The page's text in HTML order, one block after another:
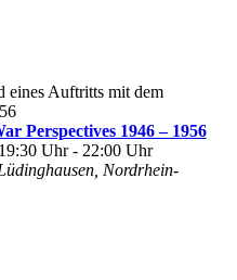
Perspectives 1946 – 1956
Uhr- 22:00 Uhr
Nordrhein-